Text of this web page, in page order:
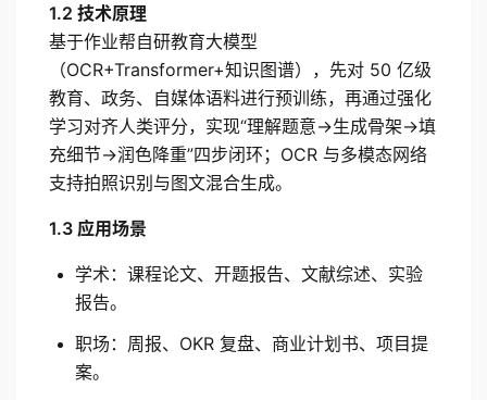
1.2 技术原理
基于作业帮自研教育大模型
（OCR+Transformer+知识图谱），先对 50 亿级
教育、政务、自媒体语料进行预训练，再通过强化
学习对齐人类评分，实现“理解题意→生成骨架→填
充细节→润色降重”四步闭环；OCR 与多模态网络
支持拍照识别与图文混合生成。
1.3 应用场景
学术：课程论文、开题报告、文献综述、实验
报告。
职场：周报、OKR 复盘、商业计划书、项目提
案。